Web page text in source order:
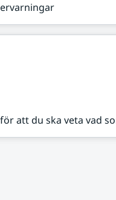
att du ska veta vad